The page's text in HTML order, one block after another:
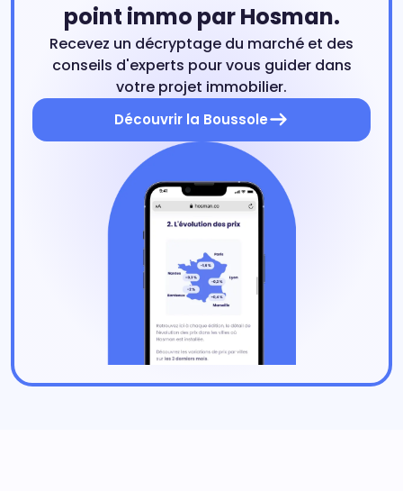
point immo par Hosman.
Recevez un décryptage du marché et des
conseils d'experts pour vous guider dans
votre projet immobilier.
Découvrir la Boussole